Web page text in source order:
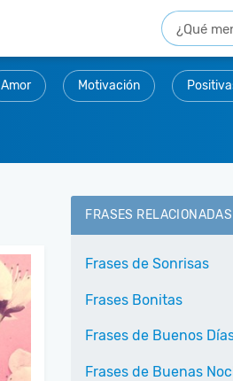
Amor Motivación
FRASES RELACIONADAS
Frases de Sonrisas
Frases Bonitas
Frases de Buenos
Frases de Buenas